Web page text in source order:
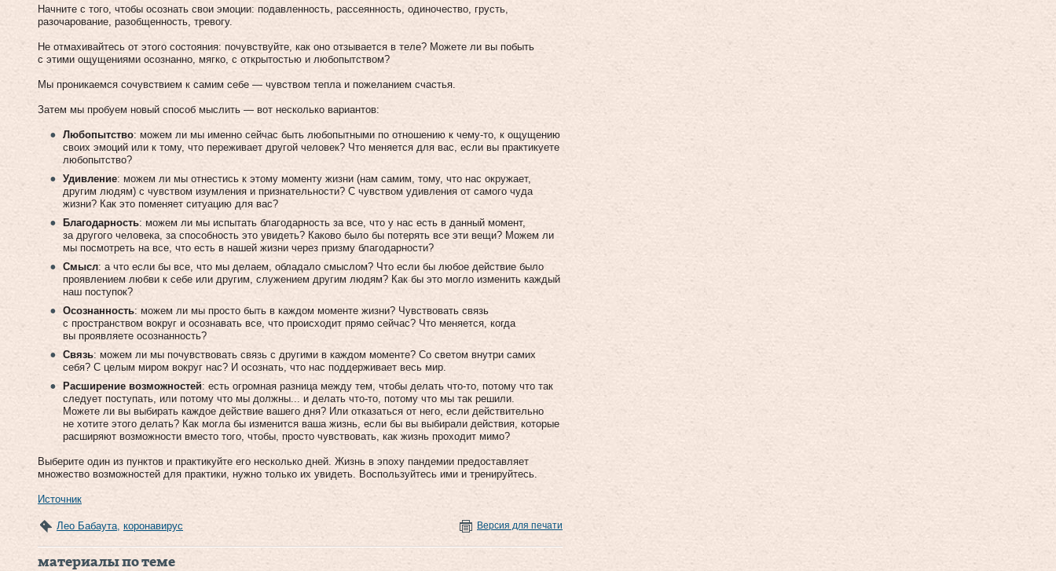
Начните с того, чтобы осознать свои эмоции: подавленность, рассеянность, одиночество, грусть,
разочарование, разобщенность, тревогу.
Не отмахивайтесь от этого состояния: почувствуйте, как оно отзывается в теле? Можете ли вы побыть
с этими ощущениями осознанно, мягко, с открытостью и любопытством?
Мы проникаемся сочувствием к самим себе — чувством тепла и пожеланием счастья.
Затем мы пробуем новый способ мыслить — вот несколько вариантов:
Любопытство: можем ли мы именно сейчас быть любопытными по отношению к чему-то, к ощущению
своих эмоций или к тому, что переживает другой человек? Что меняется для вас, если вы практикуете
любопытство?
Удивление: можем ли мы отнестись к этому моменту жизни (нам самим, тому, что нас окружает,
другим людям) с чувством изумления и признательности? С чувством удивления от самого чуда
жизни? Как это поменяет ситуацию для вас?
Благодарность: можем ли мы испытать благодарность за все, что у нас есть в данный момент,
за другого человека, за способность это увидеть? Каково было бы потерять все эти вещи? Можем ли
мы посмотреть на все, что есть в нашей жизни через призму благодарности?
Смысл: а что если бы все, что мы делаем, обладало смыслом? Что если бы любое действие было
проявлением любви к себе или другим, служением другим людям? Как бы это могло изменить каждый
наш поступок?
Осознанность: можем ли мы просто быть в каждом моменте жизни? Чувствовать связь
с пространством вокруг и осознавать все, что происходит прямо сейчас? Что меняется, когда
вы проявляете осознанность?
Связь: можем ли мы почувствовать связь с другими в каждом моменте? Со светом внутри самих
себя? С целым миром вокруг нас? И осознать, что нас поддерживает весь мир.
Расширение возможностей: есть огромная разница между тем, чтобы делать что-то, потому что так
следует поступать, или потому что мы должны... и делать что-то, потому что мы так решили.
Можете ли вы выбирать каждое действие вашего дня? Или отказаться от него, если действительно
не хотите этого делать? Как могла бы изменится ваша жизнь, если бы вы выбирали действия, которые
расширяют возможности вместо того, чтобы, просто чувствовать, как жизнь проходит мимо?
Выберите один из пунктов и практикуйте его несколько дней. Жизнь в эпоху пандемии предоставляет
множество возможностей для практики, нужно только их увидеть. Воспользуйтесь ими и тренируйтесь.
Источник
Лео Бабаута коронавирус Версия для печати
материалы по теме